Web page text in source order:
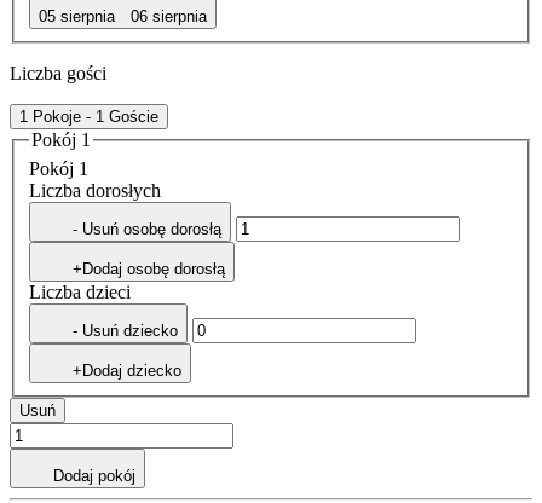
05 sierpnia 06 sierpnia
Liczba gości
1 Pokoje - 1 Goście
Pokój 1
Pokój 1
Liczba dorosłych
- Usuń osobę dorosłą
+Dodaj osobę dorosłą
Liczba dzieci
- Usuń dziecko
+Dodaj dziecko
Usuń
Dodaj pokój